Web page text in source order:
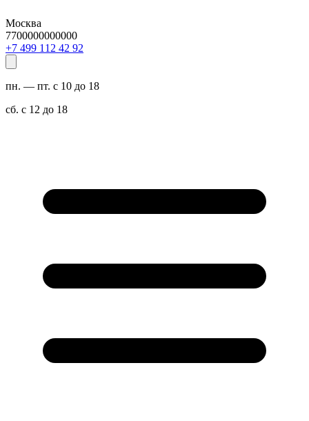
Москва
7700000000000
29 24 211 994 7+
пн. — пт. с 10 до 18
сб. с 12 до 18